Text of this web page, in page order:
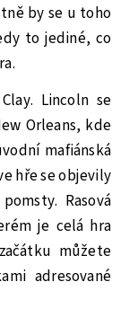
by se u toho
to jediné, co
Lincoln se
Orleans, kde
mafiánská
hře se objevily
Rasová
je celá hra
můžete
adresované